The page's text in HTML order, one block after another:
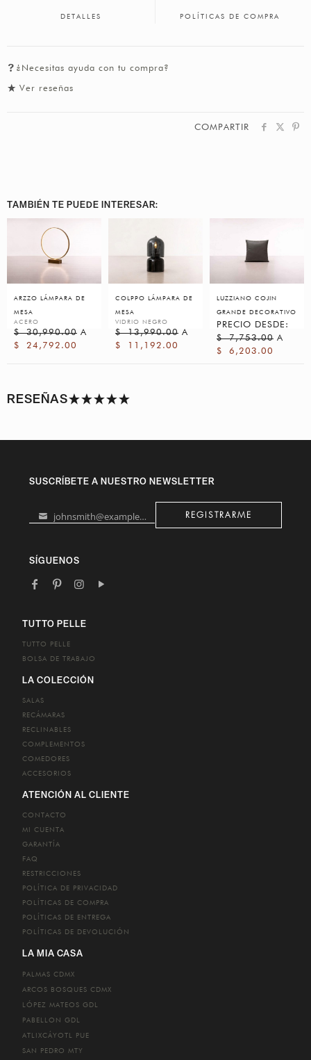
DETALLES POLÍTICAS DE COMPRA
¿Necesitas ayuda con tu compra?
Ver reseñas
COMPARTIR
TAMBIÉN TE PUEDE INTERESAR:
ARZZO LÁMPARA DE
MESA
ACERO
$30,990.00 A
$
24,792.00
COLPPO LÁMPARA DE
MESA
VIDRIO NEGRO
$13,990.00 A
$
11,192.00
LUZZIANO COJIN
GRANDE DECORATIVO
PRECIO DESDE:
$7,753.00 A
$
6,203.00
RESEÑAS
SUSCRÍBETE A NUESTRO NEWSLETTER
Your johnsmith@example.com REGISTRARME
SÍGUENOS
TUTTO PELLE
TUTTO PELLE
BOLSA DE TRABAJO
LA COLECCIÓN
SALAS
RECÁMARAS
RECLINABLES
COMPLEMENTOS
COMEDORES
ACCESORIOS
ATENCIÓN AL CLIENTE
CONTACTO
MI CUENTA
GARANTÍA
FAQ
RESTRICCIONES
POLÍTICA DE PRIVACIDAD
POLÍTICAS DE COMPRA
POLÍTICAS DE ENTREGA
POLÍTICAS DE DEVOLUCIÓN
LA MIA CASA
PALMAS CDMX
ARCOS BOSQUES CDMX
LÓPEZ MATEOS GDL
PABELLON GDL
ATLIXCÁYOTL PUE
SAN PEDRO MTY